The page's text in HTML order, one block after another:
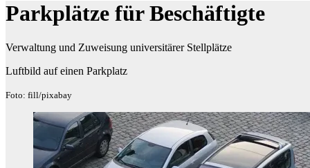
Parkplätze für Beschäftigte
Verwaltung und Zuweisung universitärer Stellplätze
Luftbild auf einen Parkplatz
Foto: fill/pixabay